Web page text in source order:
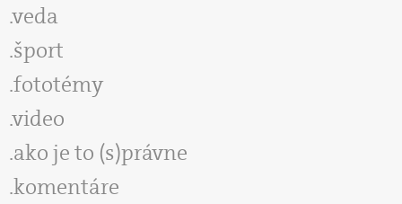
veda
šport
fototémy
video
ako je to (s)právne
komentáre